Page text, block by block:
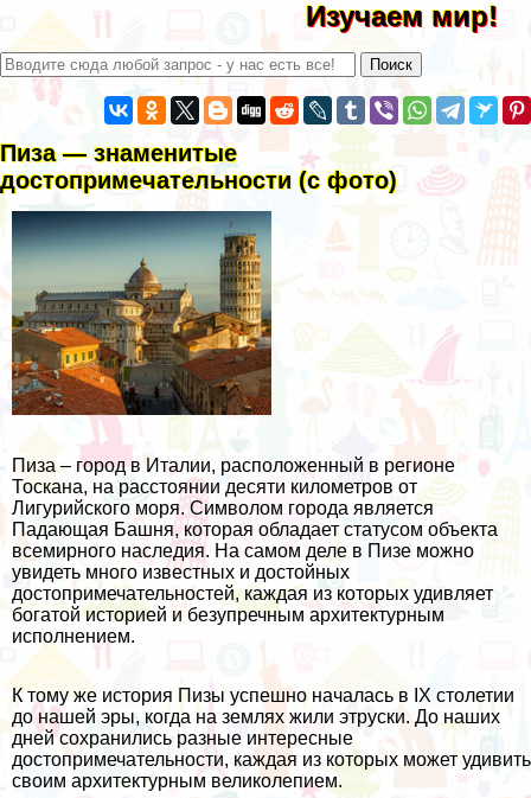
Изучаем мир!
Пиза — знаменитые
достопримечательности (с фото)
Пиза – город в Италии, расположенный в регионе
Тоскана, на расстоянии десяти километров от
Лигурийского моря. Символом города является
Падающая Башня, которая обладает статусом объекта
всемирного наследия. На самом деле в Пизе можно
увидеть много известных и достойных
достопримечательностей, каждая из которых удивляет
богатой историей и безупречным архитектурным
исполнением.
К тому же история Пизы успешно началась в IX столетии
до нашей эры, когда на землях жили этруски. До наших
дней сохранились разные интересные
достопримечательности, каждая из которых может удивить
своим архитектурным великолепием.